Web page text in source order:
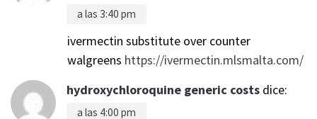
a las 3:40 pm
ivermectin substitute over counter
walgreens https://ivermectin.mlsmalta.com/
hydroxychloroquine generic costs dice:
a las 4:00 pm